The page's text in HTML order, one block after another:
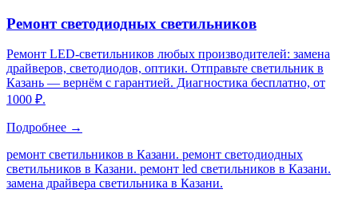
Ремонт светодиодных светильников
Ремонт LED-светильников любых производителей: замена
драйверов, светодиодов, оптики. Отправьте светильник в
Казань — вернём с гарантией. Диагностика бесплатно, от
1000 ₽.
Подробнее →
ремонт светильников в Казани. ремонт светодиодных
светильников в Казани. ремонт led светильников в Казани.
замена драйвера светильника в Казани.